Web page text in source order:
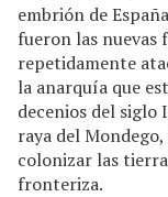
embrión de
fueron las nuevas
repetidamente
la anarquía que
decenios del
raya del
colonizar las
fronteriza.